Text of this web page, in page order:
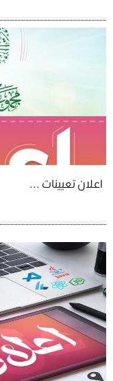
اعلان تعيينات ...